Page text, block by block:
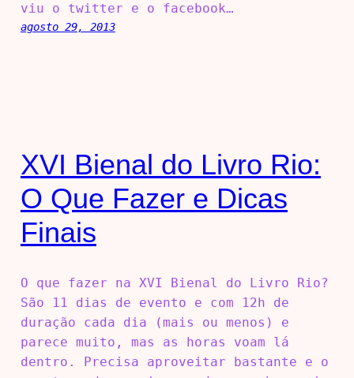
viu o twitter e o facebook…
agosto 29, 2013
XVI Bienal do Livro Rio:
O Que Fazer e Dicas
Finais
O que fazer na XVI Bienal do Livro Rio?
São 11 dias de evento e com 12h de
duração cada dia (mais ou menos) e
parece muito, mas as horas voam lá
dentro. Precisa aproveitar bastante e o